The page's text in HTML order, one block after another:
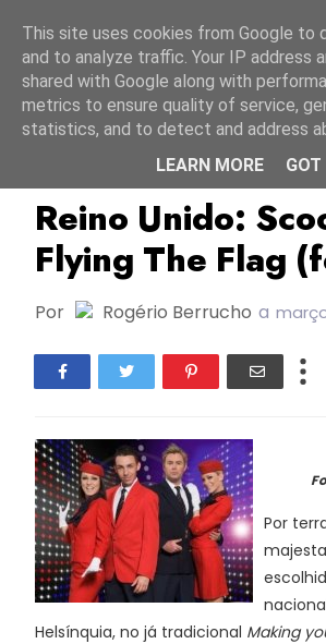
Reino Unido
Reino Unido:
Flying The Flag
Por Rogério Berrucho a
Por
Helsínquia, no já tradicional Making
This site uses cookies from Google to
and to analyze traffic. Your IP address
shared with Google along with
metrics to ensure quality of service,
statistics, and to detect and address
LEARN MORE
GOT